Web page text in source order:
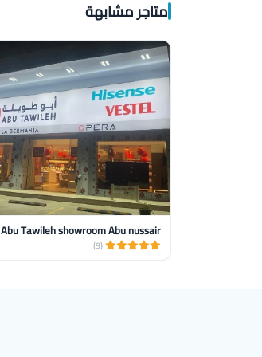
متاجر مشابهة
Abu Tawileh showroom Abu nussair
(9)